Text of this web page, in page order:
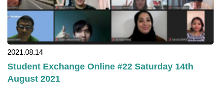
2021.08.14
Student Exchange Online #22 Saturday 14th
August 2021